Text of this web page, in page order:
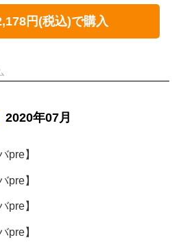
円(税込)で購入
2020年07月
pre】
pre】
pre】
pre】